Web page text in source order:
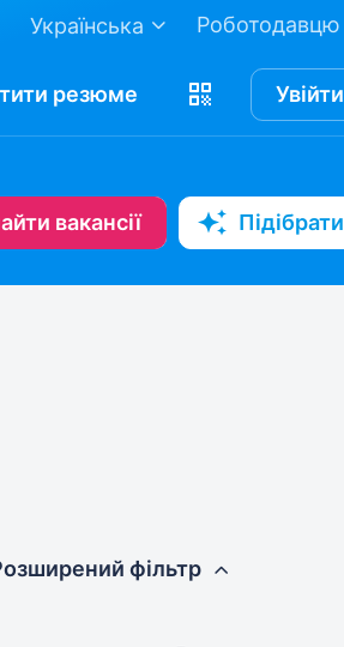
Роботодавцю
Українська
резюме Увійти
вакансії Підібрати
фільтр